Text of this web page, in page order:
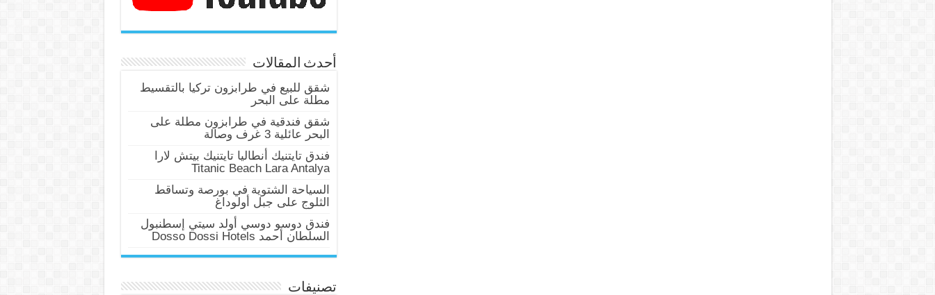
أحدث المقالات
شقق للبيع في طرابزون تركيا بالتقسيط
مطلة على البحر
شقق فندقية في طرابزون مطلة على
البحر عائلية 3 غرف وصالة
فندق تايتنيك أنطاليا تايتنيك بيتش لارا
Titanic Beach Lara Antalya
السياحة الشتوية في بورصة وتساقط
الثلوج على جبل أولوداغ
فندق دوسو دوسي أولد سيتي إسطنبول
السلطان أحمد Dosso Dossi Hotels
تصنيفات